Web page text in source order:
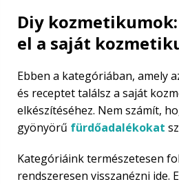
Diy
el a saját
Ebben a kategóriában, amely
és receptet találsz a saját
elkészítéséhez. Nem számít,
gyönyörű fürdőadalékokat
Kategóriáink természetesen
rendszeresen visszanézni ide.